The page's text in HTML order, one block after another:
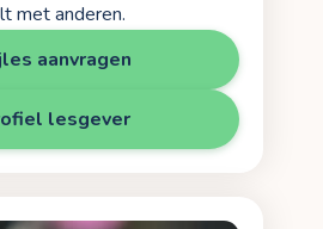
met anderen.
aanvragen
lesgever